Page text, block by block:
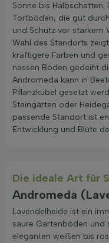
Sonne bis
Torfböden, die gut
und Schutz vor starkem
Wahl des Standorts
kräftigere Farben und
nassen Böden gedeiht
Andromeda kann in
Pflanzkübel gesetzt
Steingärten oder
passende Standort ist
Entwicklung und Blüte
Die ideale Art für
Andromeda
Lavendelheide ist ein
saure Gartenböden und
eleganten weißen bis